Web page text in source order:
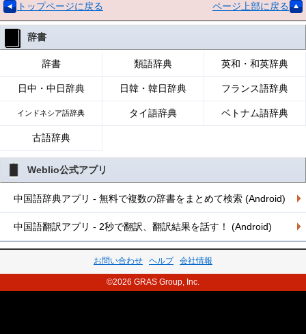
トップページに戻る ページ上部に戻る
辞書
辞書 類語辞典 英和・和英辞典
日中・中日辞典 日韓・韓日辞典 フランス語辞典
インドネシア語辞典 タイ語辞典 ベトナム語辞典
古語辞典
Weblio公式アプリ
中国語辞典アプリ - 無料で複数の辞書をまとめて検索 (Android)
中国語翻訳アプリ - 2秒で翻訳、翻訳結果を話す！ (Android)
お問い合わせ ヘルプ 会社情報
©2026 GRAS Group, Inc.